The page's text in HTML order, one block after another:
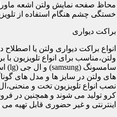
خستگی چشم هنگام استفاده از
براکت دیواری
انواع براکت دیواری ولتن یا اصطلاح
ولتن،مناسب برای انواع تلویزیون
های ولتن در سایز ها و مدل های
نصب انواع تلویزیون تخت و
کرو تولید می شوند و همچنین در
اینترنتی و غیر حضوری قابل تهیه می